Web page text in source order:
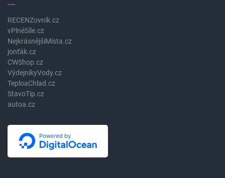
RECENZovník.cz
vPlnéSíle.cz
NejkrásnějšíMísta.cz
jonťák.cz
CWShop.cz
VýdejníkyVody.cz
TeploaChlad.cz
StavoTip.cz
autoa.cz